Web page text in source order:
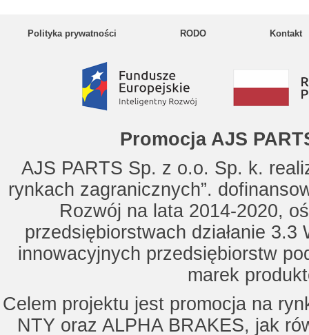
Polityka prywatności RODO Kontakt
Promocja AJS
AJS PARTS Sp. z o.o. Sp. k.
rynkach zagranicznych”.
Rozwój na lata 2014-2020,
przedsiębiorstwach działanie
innowacyjnych przedsiębiorstw
marek
Celem projektu jest promocja na
NTY oraz ALPHA BRAKES, jak